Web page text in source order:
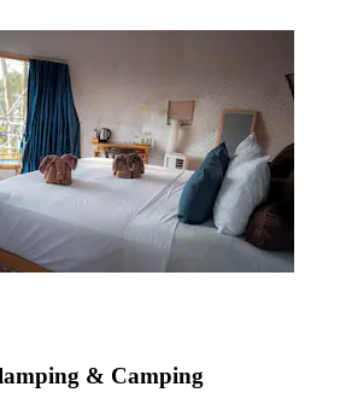
& Camping